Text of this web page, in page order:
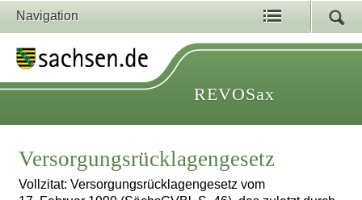
Navigation
REVOSax
Versorgungsrücklagengesetz
Vollzitat: Versorgungsrücklagengesetz vom